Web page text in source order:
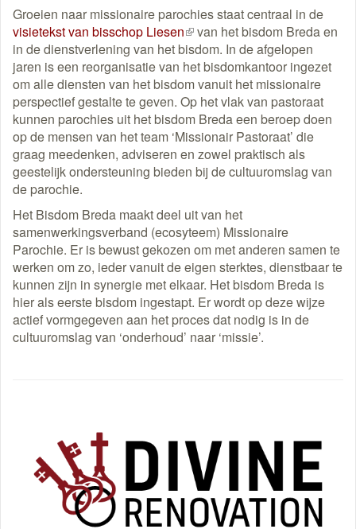
Groeien naar missionaire parochies staat centraal in de
visietekst van bisschop Liesen(externe
link)
van het bisdom Breda en
in de dienstverlening van het bisdom. In de afgelopen
jaren is een reorganisatie van het bisdomkantoor ingezet
om alle diensten van het bisdom vanuit het missionaire
perspectief gestalte te geven. Op het vlak van pastoraat
kunnen parochies uit het bisdom Breda een beroep doen
op de mensen van het team ‘Missionair Pastoraat’ die
graag meedenken, adviseren en zowel praktisch als
geestelijk ondersteuning bieden bij de cultuuromslag van
de parochie.
Het Bisdom Breda maakt deel uit van het
samenwerkingsverband (ecosyteem) Missionaire
Parochie. Er is bewust gekozen om met anderen samen te
werken om zo, ieder vanuit de eigen sterktes, dienstbaar te
kunnen zijn in synergie met elkaar. Het bisdom Breda is
hier als eerste bisdom ingestapt. Er wordt op deze wijze
actief vormgegeven aan het proces dat nodig is in de
cultuuromslag van ‘onderhoud’ naar ‘missie’.